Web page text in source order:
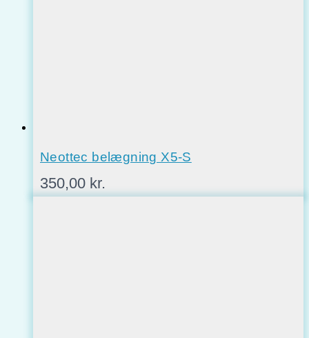
Neottec belægning X5-S
350,00 kr.